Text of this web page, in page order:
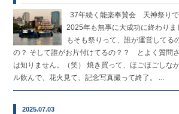
37年続く能楽奉賛会 天神祭りで
2025年も無事に大成功に終わりま
もそも祭りって、誰が運営して
の？ そして誰がお片付けてるの？？ とよく質問
は知りません。（笑） 焼き買って、ほごほごしな
ル飲んで、花火見て、記念写真撮って終了。 ...
2025.07.03